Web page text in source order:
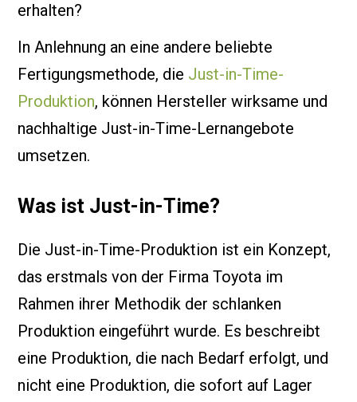
erhalten?
In Anlehnung an eine andere beliebte
Fertigungsmethode, die Just-in-Time-
Produktion, können Hersteller wirksame und
nachhaltige Just-in-Time-Lernangebote
umsetzen.
Was ist Just-in-Time?
Die Just-in-Time-Produktion ist ein Konzept,
das erstmals von der Firma Toyota im
Rahmen ihrer Methodik der schlanken
Produktion eingeführt wurde. Es beschreibt
eine Produktion, die nach Bedarf erfolgt, und
nicht eine Produktion, die sofort auf Lager